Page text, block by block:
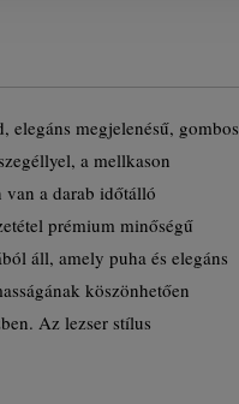
elegáns megjelenésű, gombos
a mellkason
van a darab időtálló
prémium minőségű
áll, amely puha és elegáns
köszönhetően
Az lezser stílus